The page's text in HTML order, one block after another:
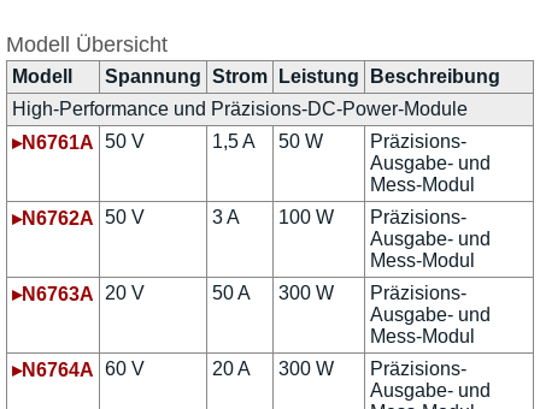
Modell Übersicht
Modell Spannung Strom Leistung
Beschreibung
High-Performance und Präzisions-DC-Power-Module
▸N6761A 50 V 1,5 A 50 W
Präzisions-
Ausgabe- und
Mess-Modul
▸N6762A 50 V 3 A 100 W
Präzisions-
Ausgabe- und
Mess-Modul
▸N6763A
20 V 50 A 300 W
Präzisions-
Ausgabe- und
Mess-Modul
▸N6764A 60 V 20 A 300 W
Präzisions-
Ausgabe- und